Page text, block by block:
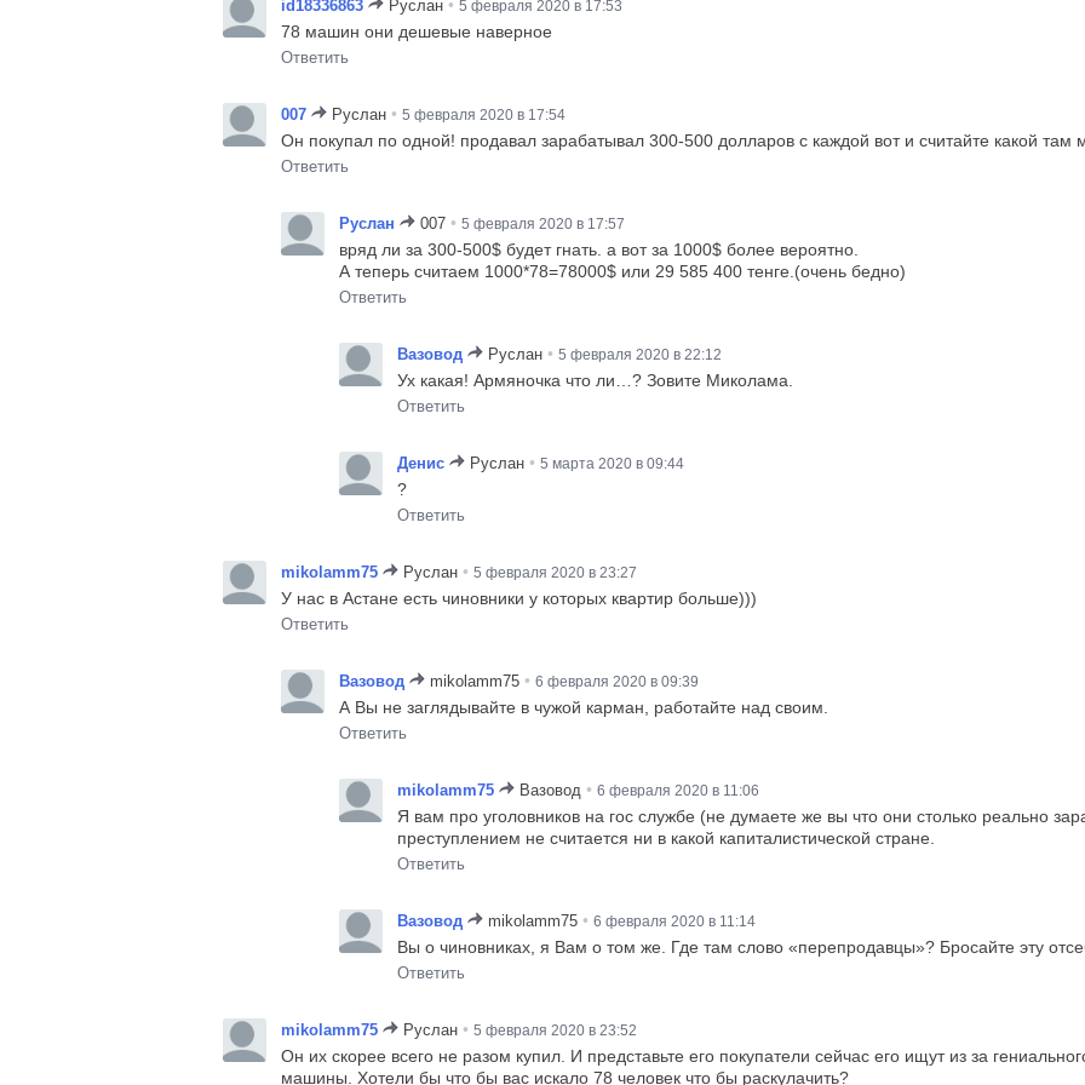
id18336863 Руслан • 5 февраля 2020 в 17:53
78 машин они дешевые наверное
Ответить
007 Руслан • 5 февраля 2020 в 17:54
Он покупал по одной! продавал зарабатывал 300-500 долларов с каждой вот и считайте какой там
Ответить
Руслан 007 • 5 февраля 2020 в 17:57
вряд ли за 300-500$ будет гнать. а вот за 1000$ более вероятно.
А теперь считаем 1000*78=78000$ или 29 585 400 тенге.(очень бедно)
Ответить
Вазовод Руслан • 5 февраля 2020 в 22:12
Ух какая! Армяночка что ли…? Зовите Миколама.
Ответить
Денис Руслан • 5 марта 2020 в 09:44
?
Ответить
mikolamm75 Руслан • 5 февраля 2020 в 23:27
У нас в Астане есть чиновники у которых квартир больше)))
Ответить
Вазовод mikolamm75 • 6 февраля 2020 в 09:39
А Вы не заглядывайте в чужой карман, работайте над своим.
Ответить
mikolamm75 Вазовод • 6 февраля 2020 в 11:06
Я вам про уголовников на гос службе (не думаете же вы что они столько реально
преступлением не считается ни в какой капиталистической стране.
Ответить
Вазовод mikolamm75 • 6 февраля 2020 в 11:14
Вы о чиновниках, я Вам о том же. Где там слово «перепродавцы»? Бросайте эту
Ответить
mikolamm75 Руслан • 5 февраля 2020 в 23:52
Он их скорее всего не разом купил. И представьте его покупатели сейчас его ищут из за
машины. Хотели бы что бы вас искало 78 человек что бы раскулачить?